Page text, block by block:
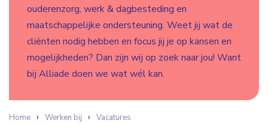
ouderenzorg, werk & dagbesteding en
maatschappelijke ondersteuning. Weet jij wat de
cliënten nodig hebben en focus jij je op kansen en
mogelijkheden? Dan zijn wij op zoek naar jou! Want
bij Alliade doen we wat wél kan.
Home Werken bij Vacatures